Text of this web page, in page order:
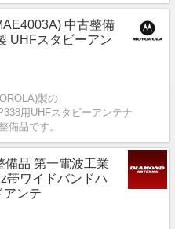
中古整備
UHFスタビーアン
製の
用UHFスタビーアンテナ
備品です。
備品 第一電波工業
帯ワイドバンドハ
アンテ